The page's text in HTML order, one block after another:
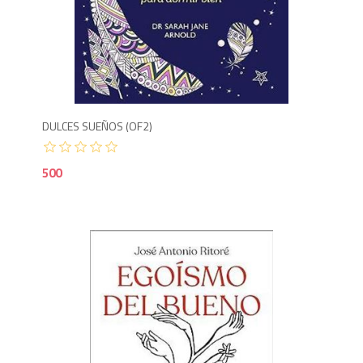
DULCES SUEÑOS (OF2)
500